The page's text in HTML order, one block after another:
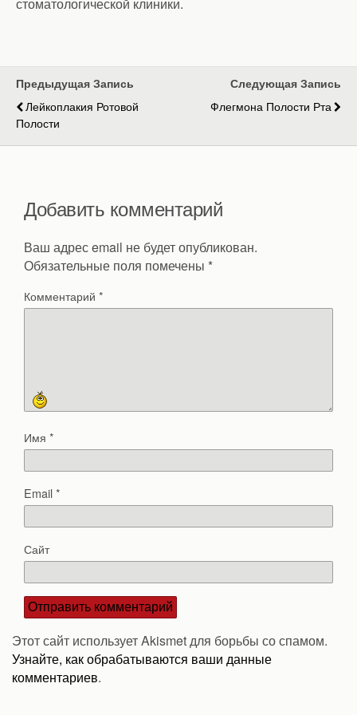
Предыдущая Запись
Лейкоплакия Ротовой
Полости
Следующая Запись
Флегмона Полости Рта
Добавить комментарий
Ваш адрес email не будет опубликован.
Обязательные поля помечены *
Комментарий *
Имя *
Email*
Сайт
Этот сайт использует Akismet для борьбы со спамом.
Узнайте, как обрабатываются ваши данные
комментариев.